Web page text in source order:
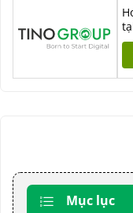
chiều rộng
Các options tùy
đổi: thay đổi
Mục lục